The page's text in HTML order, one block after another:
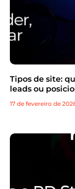
Tipos de site:
leads ou
17 de fevereiro de